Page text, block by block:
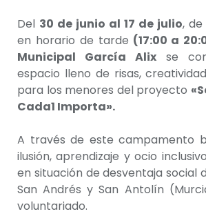
Del 30 de junio al 17 de julio, de
en horario de tarde (17:00 a
Municipal García Alix se
espacio lleno de risas,
para los menores del proyecto
Cada1 Importa».
A través de este campamento
ilusión, aprendizaje y ocio
en situación de desventaja social
San Andrés y San Antolín
voluntariado.